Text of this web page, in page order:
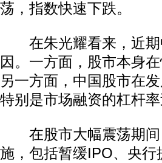
荡，指数快速下跌。
在朱光耀看来，近期
因。一方面，股市本身
另一方面，中国股市在
特别是市场融资的杠杆率
在股市大幅震荡期间
施，包括暂缓IPO、央